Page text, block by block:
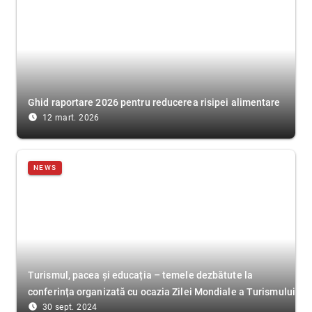
Ghid raportare 2026 pentru reducerea risipei alimentare
access_time_filled 12 mart. 2026
NEWS
Turismul, pacea și educația – temele dezbătute la
conferința organizată cu ocazia Zilei Mondiale a Turismului
access_time_filled 30 sept. 2024